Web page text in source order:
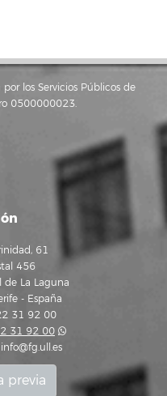
los Servicios Públicos de
0500000023.
61
456
de La Laguna
- España
31 92 00
31 92 00
info@fg.ull.es
previa